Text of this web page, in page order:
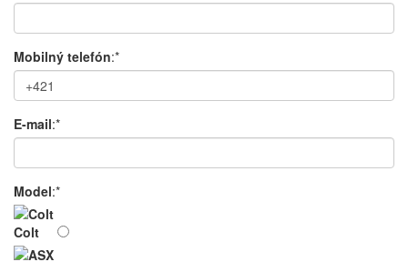
Mobilný telefón:*
E-mail:*
Model:*
Colt